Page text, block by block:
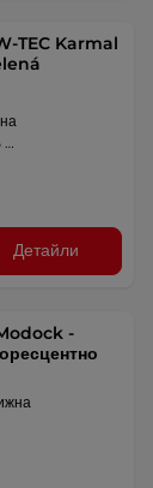
TEC Karmal
Детайли
-